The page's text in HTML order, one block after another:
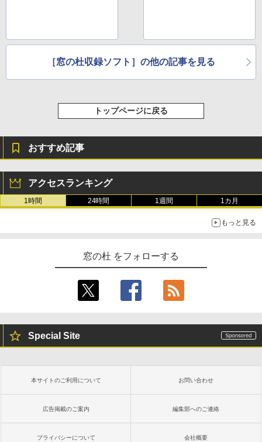
［窓の杜収録ソフト］の他の記事を見る
トップページに戻る
おすすめ記事
アクセスランキング
1時間 24時間 1週間 1カ月
もっと見る
窓の杜 をフォローする
Special Site
本サイトのご利用について お問い合わせ
広告掲載のご案内 編集部へのご連絡
プライバシーについて 会社概要